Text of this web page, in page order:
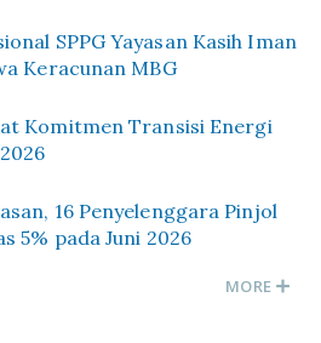
SPPG Yayasan Kasih Iman
Keracunan MBG
Komitmen Transisi Energi
16 Penyelenggara Pinjol
5% pada Juni 2026
MORE